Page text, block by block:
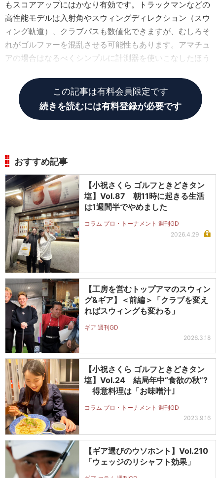
もスコアアップにはかなり有効です。トラックマンなどの
高性能モデルは入射角やスウィングディレクション（スウ
ィング軌道）、クラブパスも数値化できますが、むしろそ
れがゴルファーを混乱させる可能性もあります。アマチュ
アの場合はなるべくシンプルに計測器を使いこなしたほう
この記事は有料会員限定です
続きを読むには有料登録が必要です
おすすめ記事
【小祝さくら ゴルフときどきタン
塩】Vol.87 朝11時に起きる生活
は1週間半でやめました
コラム プロ・トーナメント 週刊GD
2026.4.29
【工房を営むトップアマのスウィン
グ&ギア】＜前編＞「クラブを変え
ればスウィングも変わる」
ギア 週刊GD
2026.3.18
【小祝さくら ゴルフときどきタン
塩】Vol.24 結局年中“食欲の秋”?
得意料理は「お味噌汁｣
コラム プロ・トーナメント 週刊GD
2023.9.16
【ギア選びのウソホント】Vol.210
「ウェッジのリシャフト効果」